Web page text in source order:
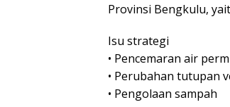
Provinsi Bengkulu,
Isu strategi
• Pencemaran air
• Perubahan tutupan
• Pengolaan sampah